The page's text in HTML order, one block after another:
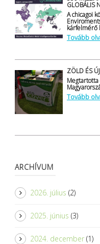
GLOBÁLIS
A chicagoi
kárfelmérő
Tovább
ZÖLD ÉS
Megtartotta
Tovább
ARCHÍVUM
2026. július (2)
2025. június (3)
2024. december (1)